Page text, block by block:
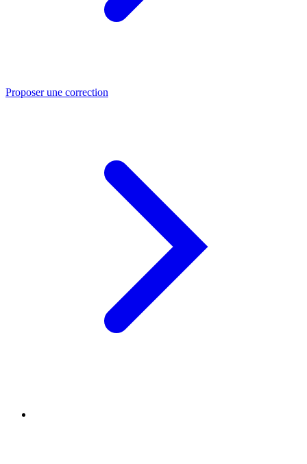
Proposer une correction